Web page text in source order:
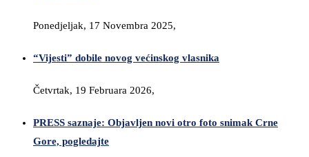
Ponedjeljak, 17 Novembra 2025,
“Vijesti” dobile novog većinskog vlasnika
Četvrtak, 19 Februara 2026,
PRESS saznaje: Objavljen novi otro foto snimak Crne
Gore, pogledajte